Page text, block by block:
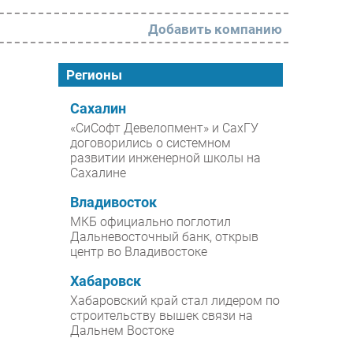
РАЗДЕЛЫ
Новости
Аналитика
Интервью
Проекты
IT класс
Каталог компаний
Добавить компанию
Регионы
Сахалин
«СиСофт Девелопмент» и СахГУ
договорились о системном
развитии инженерной школы на
Сахалине
Владивосток
МКБ официально поглотил
Дальневосточный банк, открыв
центр во Владивостоке
Хабаровск
Хабаровский край стал лидером по
строительству вышек связи на
Дальнем Востоке